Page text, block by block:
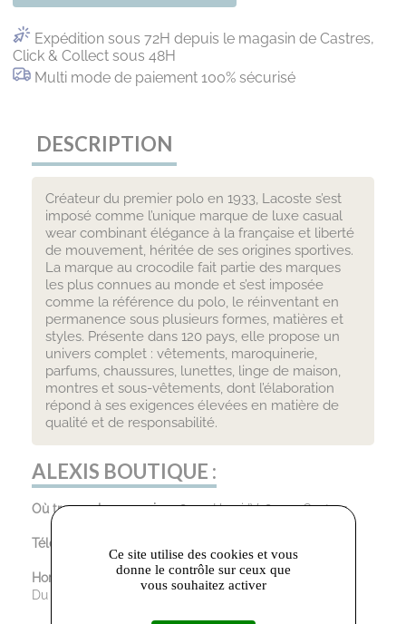
Expédition sous 72H depuis le magasin de Castres,
Click & Collect sous 48H
Multi mode de paiement 100% sécurisé
DESCRIPTION
Créateur du premier polo en 1933, Lacoste s’est
imposé comme l’unique marque de luxe casual
wear combinant élégance à la française et liberté
de mouvement, héritée de ses origines sportives.
La marque au crocodile fait partie des marques
les plus connues au monde et s’est imposée
comme la référence du polo, le réinventant en
permanence sous plusieurs formes, matières et
styles. Présente dans 120 pays, elle propose un
univers complet : vêtements, maroquinerie,
parfums, chaussures, lunettes, linge de maison,
montres et sous-vêtements, dont l’élaboration
répond à ses exigences élevées en matière de
qualité et de responsabilité.
ALEXIS BOUTIQUE :
Où trouver le magasin :28 rue Henri IV, 81100 Castres
Téléphone :
Horaires d’ouverture :
Du Mardi au Samedi : 9:00 - 12:00 / 14:00 - 19:00
Ce site utilise des cookies et vous
donne le contrôle sur ceux que
vous souhaitez activer